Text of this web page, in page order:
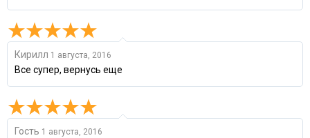
Кирилл 1 августа, 2016
Все супер, вернусь еще
Гость 1 августа, 2016